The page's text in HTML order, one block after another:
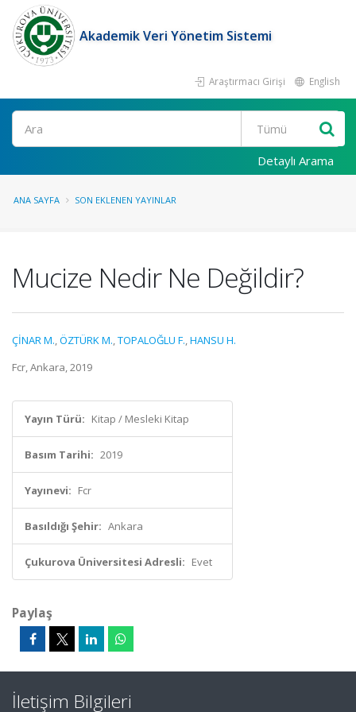
Akademik Veri Yönetim Sistemi
Araştırmacı Girişi English
Ara
Detaylı Arama
ANA SAYFA SON EKLENEN YAYINLAR
Mucize Nedir Ne Değildir?
ÇİNAR M.,ÖZTÜRK M.,TOPALOĞLU F.,HANSU H.
Fcr, Ankara, 2019
Yayın Türü: Kitap / Mesleki Kitap
Basım Tarihi: 2019
Yayınevi: Fcr
Basıldığı Şehir: Ankara
Çukurova Üniversitesi Adresli: Evet
Paylaş
İletişim Bilgileri